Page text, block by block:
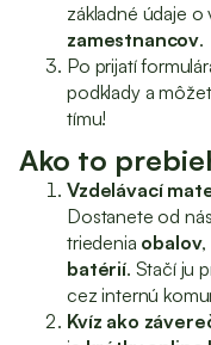
základné údaje
zamestnancov.
Po prijatí
podklady a
tímu!
Ako to
Vzdelávací
Dostanete od
triedenia obalov,
batérií. Stačí ju
cez internú
Kvíz ako